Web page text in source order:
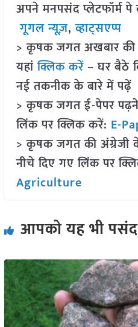
अपने मनपसंद प्लेटफॉर्म
गूगल न्यूज़,व्हाट्सएप्प
> कृषक जगत अखबार
यहांक्लिक करें– घर बैठे
नई तकनीक के बारे में पढ़ें
> कृषक जगत ई-पेपर
लिंक पर क्लिक करें: E-
> कृषक जगत की अंग्रेजी
नीचे दिए गए लिंक पर
Agriculture
आपको यह भी